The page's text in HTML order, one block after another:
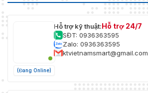
(Đang Online)
Hỗ trợ kỹ thuật:Hỗ trợ 24/7
SĐT: 0936363595
Zalo: 0936363595
ktvietnamsmart@gmail.com